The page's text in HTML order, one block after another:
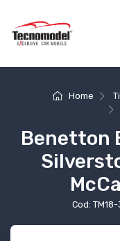
Home
Benetton
Cod: